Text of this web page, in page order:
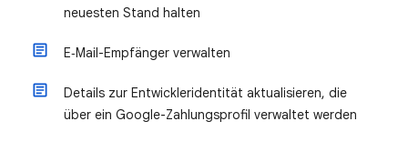
neuesten Stand halten
E‑Mail-Empfänger verwalten
Details zur Entwickleridentität aktualisieren, die
über ein Google-Zahlungsprofil verwaltet werden